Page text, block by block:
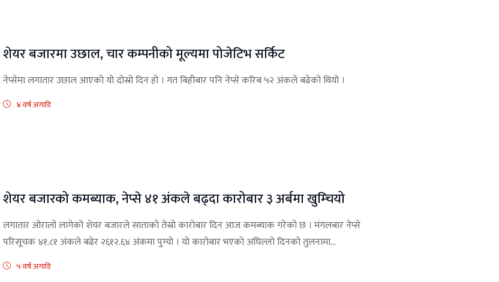
शेयर बजारमा उछाल, चार कम्पनीको मूल्यमा पोजेटिभ सर्किट
नेप्सेमा लगातार उछाल आएको यो दोस्रो दिन हो । गत बिहीबार पनि नेप्से करिब ५२ अंकले बढेको थियो ।
४ वर्ष अगाडि
शेयर बजारको कमब्याक, नेप्से ४१ अंकले बढ्दा कारोबार ३ अर्बमा खुम्चियो
लगातार ओरालो लागेको शेयर बजारले साताको तेस्रो कारोबार दिन आज कमब्याक गरेको छ । मंगलबार नेप्से
परिसूचक ४१.८१ अंकले बढेर २६१२.६४ अंकमा पुग्यो । यो कारोबार भएको अघिल्लो दिनको तुलनामा...
५ वर्ष अगाडि